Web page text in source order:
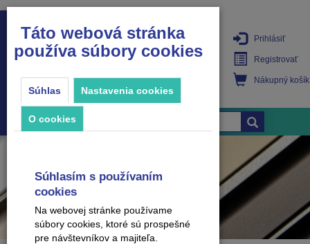
PRODUKTY
Prihlásiť
Registrovať
Nákupný košík
Táto webová stránka
používa súbory cookies
Súhlas Nastavenia cookies
O cookies
Súhlasím s používaním
cookies
Na webovej stránke používame
súbory cookies, ktoré sú prospešné
pre návštevníkov a majiteľa.